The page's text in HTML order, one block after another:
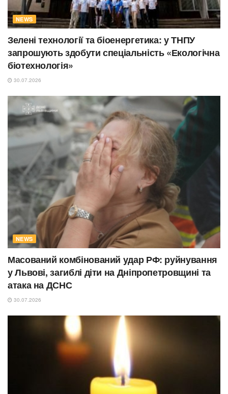
NEWS
Зелені технології та біоенергетика: у ТНПУ
запрошують здобути спеціальність «Екологічна
біотехнологія»
30.07.2026
NEWS
Масований комбінований удар РФ: руйнування
у Львові, загиблі діти на Дніпропетровщині та
атака на ДСНС
30.07.2026